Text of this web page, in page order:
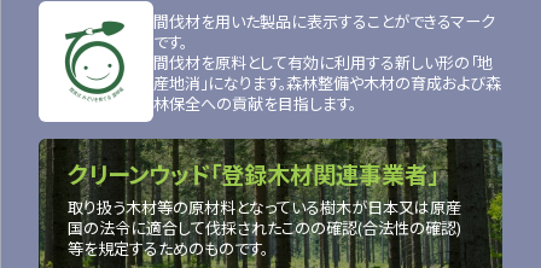
間伐材を用いた製品に表示することができるマーク
です。
間伐材を原料として有効に利用する新しい形の「地
産地消」になります。森林整備や木材の育成および森
林保全への貢献を目指します。
クリーンウッド「登録木材関連事業者」
取り扱う木材等の原材料となっている樹木が日本又は原産
国の法令に適合して伐採されたこのの確認(合法性の確認)
等を規定するためのものです。